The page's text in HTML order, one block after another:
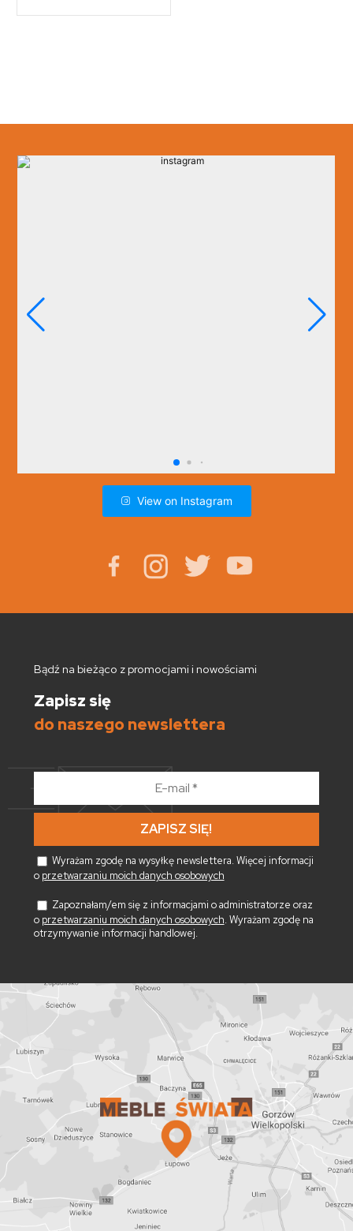
View on Instagram
Bądź na bieżąco z promocjami i nowościami
Zapisz się
do naszego newslettera
*
Wyrażam zgodę na wysyłkę newslettera. Więcej informacji
o przetwarzaniu moich danych osobowych
Zapoznałam/em się z informacjami o administratorze oraz
o przetwarzaniu moich danych osobowych. Wyrażam zgodę na
otrzymywanie informacji handlowej.